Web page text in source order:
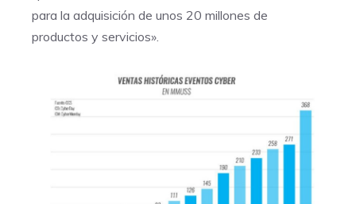
para la adquisición de unos 20 millones de
productos y servicios».